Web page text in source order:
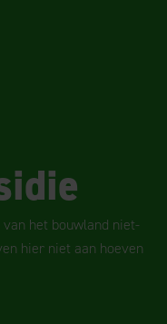
het bouwland niet-
hier niet aan hoeven